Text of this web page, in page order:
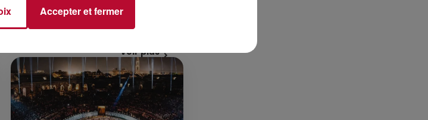
Voir plus
Accepter et fermer